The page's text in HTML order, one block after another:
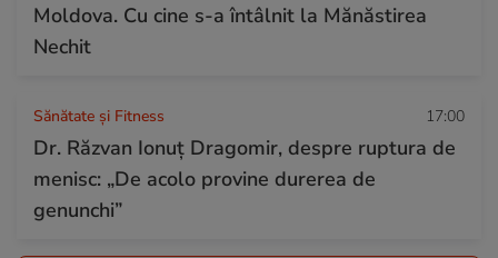
Moldova. Cu cine s-a întâlnit la Mănăstirea
Nechit
Sănătate și Fitness 17:00
Dr. Răzvan Ionuţ Dragomir, despre ruptura de
menisc: „De acolo provine durerea de
genunchi”